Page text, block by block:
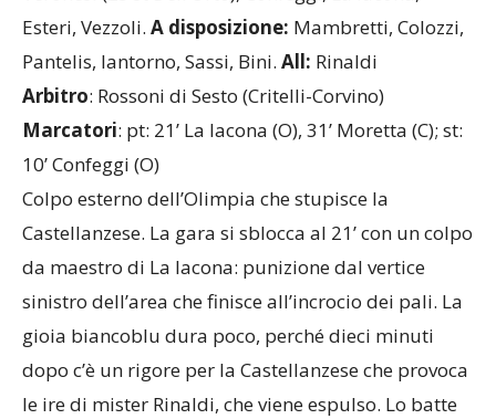
Veronesi (25’st Dell’Orto), Confeggi, La Iacona,
A disposizione: Mambretti, Colozzi,
Pantelis, Iantorno, Sassi, Bini.
Arbitro
: Rossoni di Sesto (Critelli-Corvino)
da maestro di La Iacona: punizione dal vertice